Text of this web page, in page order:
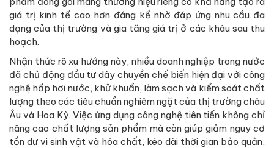
giá trị kinh tế cao hơn đáng kể nhờ đáp ứng nhu cầu đa
dạng của thị trường và gia tăng giá trị ở các khâu sau thu
hoạch.
Nhận thức rõ xu hướng này, nhiều doanh nghiệp trong nước
đã chủ động đầu tư dây chuyền chế biến hiện đại với công
nghệ hấp hơi nước, khử khuẩn, làm sạch và kiểm soát chất
lượng theo các tiêu chuẩn nghiêm ngặt của thị trường châu
Âu và Hoa Kỳ. Việc ứng dụng công nghệ tiên tiến không chỉ
nâng cao chất lượng sản phẩm mà còn giúp giảm nguy cơ
tồn dư vi sinh vật và hóa chất, kéo dài thời gian bảo quản,